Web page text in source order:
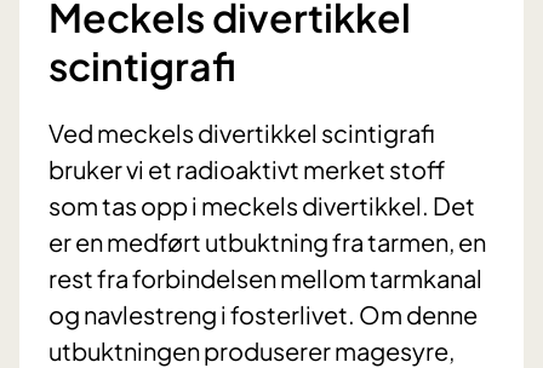
Meckels divertikkel
scintigrafi
Ved meckels divertikkel scintigrafi
bruker vi et radioaktivt merket stoff
som tas opp i meckels divertikkel. Det
er en medført utbuktning fra tarmen, en
rest fra forbindelsen mellom tarmkanal
og navlestreng i fosterlivet. Om denne
utbuktningen produserer magesyre,